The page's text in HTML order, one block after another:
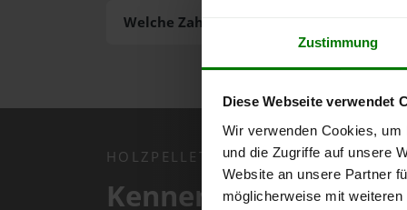
Zustimmung
Diese Webseite verwendet
Wir verwenden Cookies,
und die Zugriffe auf unsere
Website an unsere Partner
möglicherweise mit
Welche Zahlungsarten gibt es?
HOLZPELLETS.NET APP
Kennen Sie schon